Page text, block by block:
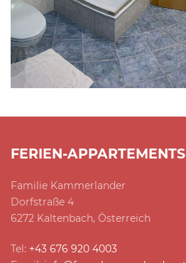
FERIEN-APPARTEMENTS
Familie Kammerlander
Dorfstraße 4
6272 Kaltenbach, Österreich
Tel: +43 676 920 4003